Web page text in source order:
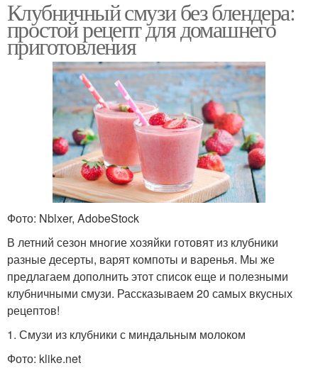
Клубничный смузи без блендера:
простой рецепт для домашнего
приготовления
Фото: Nblxer, AdobeStock
В летний сезон многие хозяйки готовят из клубники
разные десерты, варят компоты и варенья. Мы же
предлагаем дополнить этот список еще и полезными
клубничными смузи. Рассказываем 20 самых вкусных
рецептов!
1. Смузи из клубники с миндальным молоком
Фото: klike.net